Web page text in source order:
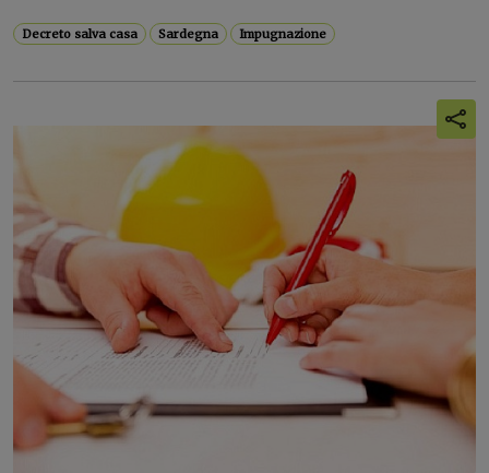
Decreto salva casa Sardegna Impugnazione